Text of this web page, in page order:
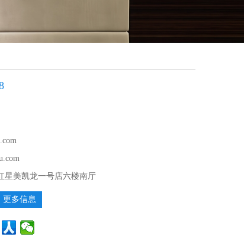
星美凯龙一号店六楼南厅
更多信息